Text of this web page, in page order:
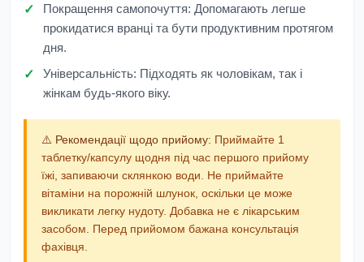
Покращення самопочуття: Допомагають легше
прокидатися вранці та бути продуктивним протягом
дня.
Універсальність: Підходять як чоловікам, так і
жінкам будь-якого віку.
⚠️ Рекомендації щодо прийому: Приймайте 1
таблетку/капсулу щодня під час першого прийому
їжі, запиваючи склянкою води. Не приймайте
вітаміни на порожній шлунок, оскільки це може
викликати легку нудоту. Добавка не є лікарським
засобом. Перед прийомом бажана консультація
фахівця.